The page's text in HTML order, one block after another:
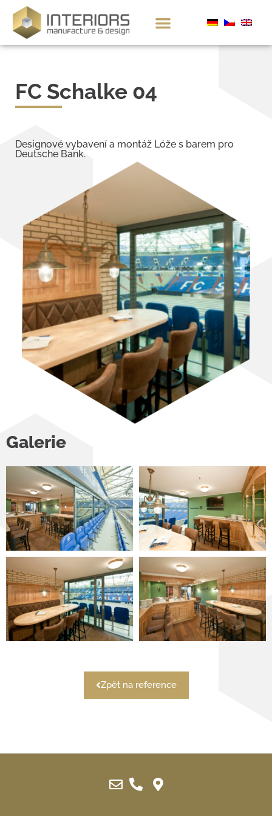
FC Schalke 04
Designové vybavení a montáž Lóže s barem pro
Deutsche Bank.
Galerie
Zpět na reference